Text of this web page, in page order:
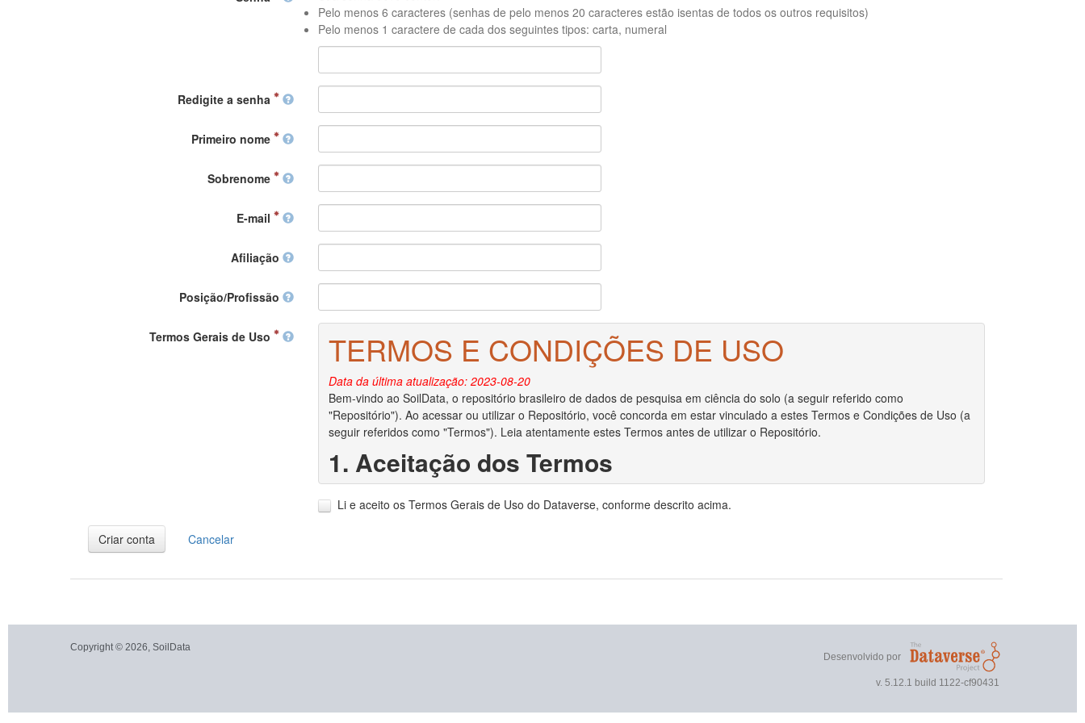
Pelo menos 6 caracteres (senhas de pelo menos 20 caracteres estão isentas de todos os outros requisitos)
Pelo menos 1 caractere de cada dos seguintes tipos: carta, numeral
Redigite a senha
Primeiro nome
Sobrenome
E-mail
Afiliação
Posição/Profissão
Termos Gerais de Uso TERMOS E CONDIÇÕES DE USO
Data da última atualização: 2023-08-20
Bem-vindo ao SoilData, o repositório brasileiro de dados de pesquisa em ciência do solo (a seguir referido como
"Repositório"). Ao acessar ou utilizar o Repositório, você concorda em estar vinculado a estes Termos e Condições de Uso (a
seguir referidos como "Termos"). Leia atentamente estes Termos antes de utilizar o Repositório.
1. Aceitação dos Termos
1.2. Você declara ser o criador/autor dos dados ou ter obtido permissão do criador/autor para depositar qualquer conjunto de
conjunto de dados e você for o proprietário dos direitos autorais, ao aceitar estes Termos, você ainda mantém os direitos
2.2. Se os direitos autorais forem aplicáveis e você não for o proprietário dos direitos autorais, você declara que o proprietário
2.3. Ao depositar dados no Repositório, você concede ao MapBiomas o direito não exclusivo de reproduzir, traduzir e
Li e aceito os Termos Gerais de Uso do Dataverse, conforme descrito acima.
Criar conta Cancelar
Copyright © 2026, SoilData
Desenvolvido por
v. 5.12.1 build 1122-cf90431